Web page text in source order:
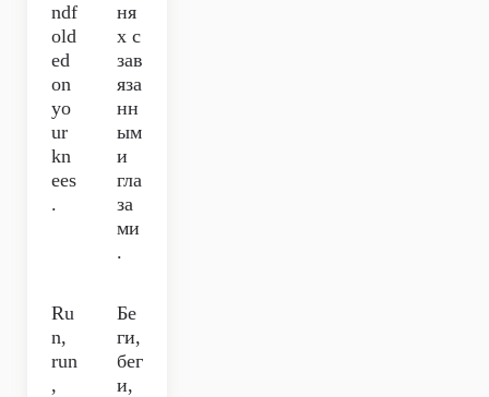
ndf
old
ed
on
yo
ur
kn
ees
.
ня
х с
зав
яза
нн
ым
и
гла
за
ми
.
Ru
n,
run
,
Бе
ги,
бег
и,